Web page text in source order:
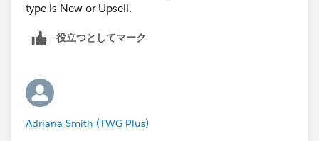
type is New or Upsell.
役立つとしてマーク
Adriana Smith (TWG Plus)